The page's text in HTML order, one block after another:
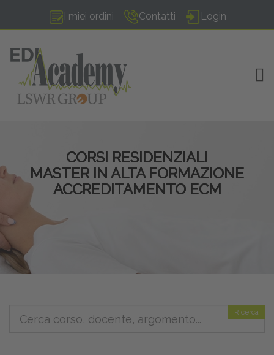
I miei ordini Contatti Login
CORSI RESIDENZIALI
MASTER IN ALTA FORMAZIONE
ACCREDITAMENTO ECM
Ricerca